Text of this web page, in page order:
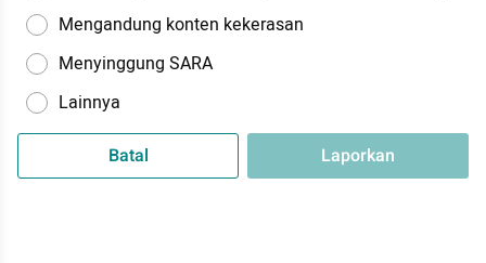
Mengandung konten kekerasan
Menyinggung SARA
Lainnya
Batal Laporkan